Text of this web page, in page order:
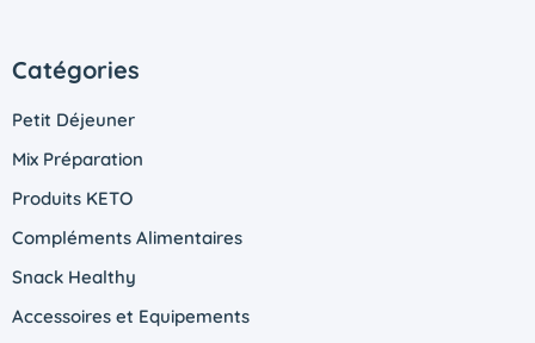
Catégories
Petit Déjeuner
Mix Préparation
Produits KETO
Compléments Alimentaires
Snack Healthy
Accessoires et Equipements